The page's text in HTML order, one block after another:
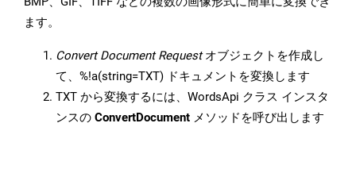
ます。
Convert Document Requestオブジェクトを作成し
て、%!a(string=TXT) ドキュメントを変換します
TXT から変換するには、WordsApi クラス インスタ
ンスの ConvertDocument メソッドを呼び出します